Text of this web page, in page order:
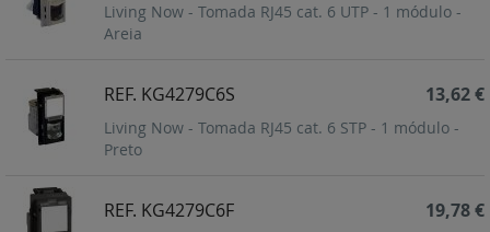
Living Now - Tomada RJ45 cat. 6 UTP - 1 módulo -
Areia
REF. KG4279C6S
Living Now - Tomada RJ45 cat. 6 STP - 1 módulo -
Preto
13,62 €
REF. KG4279C6F 19,78 €